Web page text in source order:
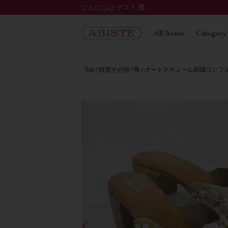
こんにちは ゲスト 様
All Items Category
Top 雑貨その他 靴 オートクチュール刺繍コンフ